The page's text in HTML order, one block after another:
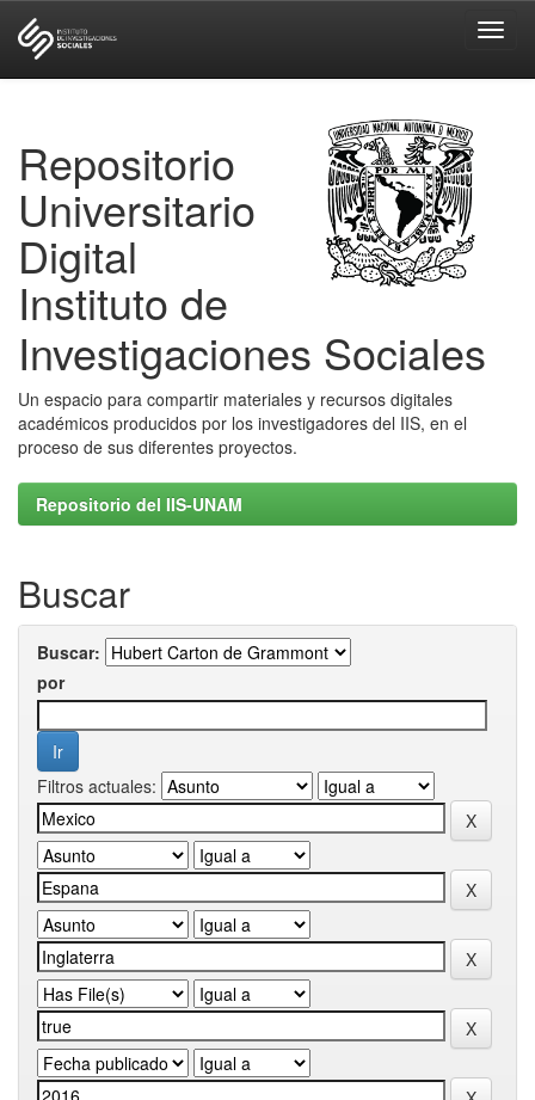
Repositorio
Universitario
Digital
Instituto de
Investigaciones Sociales
Un espacio para compartir materiales y recursos digitales
académicos producidos por los investigadores del IIS, en el
proceso de sus diferentes proyectos.
Repositorio del IIS-UNAM
Buscar
Buscar:
por
Filtros actuales: